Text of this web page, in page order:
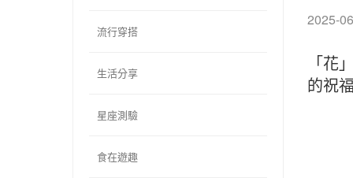
2025-
「
的祝
流行穿搭
生活分享
星座測驗
食在遊趣